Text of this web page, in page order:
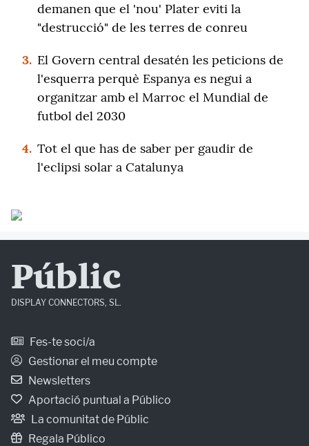
demanen que el 'nou' Plater eviti la
"destrucció" de les terres de conreu
3. El Govern central desatén les peticions de
l'esquerra perquè Espanya es negui a
organitzar amb el Marroc el Mundial de
futbol del 2030
4. Tot el que has de saber per gaudir de
l'eclipsi solar a Catalunya
Públic
DISPLAY CONNECTORS, SL.
Fes-te soci/a
Gestionar el meu compte
Newsletters
Aportació puntual a Público
La comunitat de Públic
Regala Público